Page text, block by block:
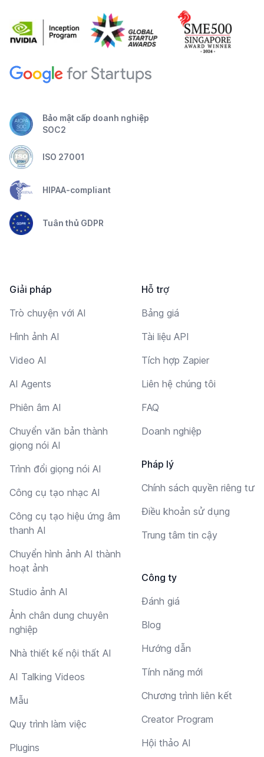
Bảo mật cấp doanh nghiệp
SOC2
ISO 27001
HIPAA-compliant
Tuân thủ GDPR
Giải pháp
Trò chuyện với AI
Hình ảnh AI
Video AI
AI Agents
Phiên âm AI
Chuyển văn bản thành
giọng nói AI
Trình đổi giọng nói AI
Công cụ tạo nhạc AI
Công cụ tạo hiệu ứng âm
thanh AI
Chuyển hình ảnh AI thành
hoạt ảnh
Studio ảnh AI
Ảnh chân dung chuyên
nghiệp
Nhà thiết kế nội thất AI
AI Talking Videos
Mẫu
Quy trình làm việc
Plugins
Hỗ trợ
Bảng giá
Tài liệu API
Tích hợp Zapier
Liên hệ chúng tôi
FAQ
Doanh nghiệp
Pháp lý
Chính sách quyền riêng tư
Điều khoản sử dụng
Trung tâm tin cậy
Công ty
Đánh giá
Blog
Hướng dẫn
Tính năng mới
Chương trình liên kết
Creator Program
Hội thảo AI